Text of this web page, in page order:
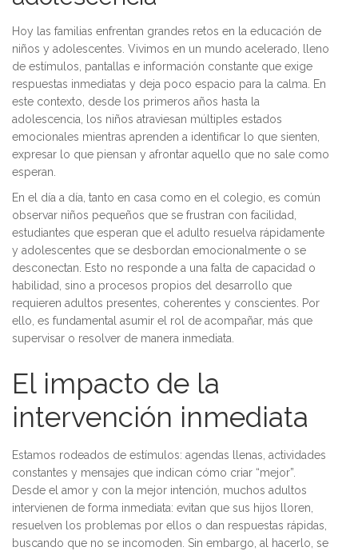
Hoy las familias enfrentan grandes retos en la educación de
niños y adolescentes. Vivimos en un mundo acelerado, lleno
de estímulos, pantallas e información constante que exige
respuestas inmediatas y deja poco espacio para la calma. En
este contexto, desde los primeros años hasta la
adolescencia, los niños atraviesan múltiples estados
emocionales mientras aprenden a identificar lo que sienten,
expresar lo que piensan y afrontar aquello que no sale como
esperan.
En el día a día, tanto en casa como en el colegio, es común
observar niños pequeños que se frustran con facilidad,
estudiantes que esperan que el adulto resuelva rápidamente
y adolescentes que se desbordan emocionalmente o se
desconectan. Esto no responde a una falta de capacidad o
habilidad, sino a procesos propios del desarrollo que
requieren adultos presentes, coherentes y conscientes. Por
ello, es fundamental asumir el rol de acompañar, más que
supervisar o resolver de manera inmediata.
El impacto de la
intervención inmediata
Estamos rodeados de estímulos: agendas llenas, actividades
constantes y mensajes que indican cómo criar “mejor”.
Desde el amor y con la mejor intención, muchos adultos
intervienen de forma inmediata: evitan que sus hijos lloren,
resuelven los problemas por ellos o dan respuestas rápidas,
buscando que no se incomoden. Sin embargo, al hacerlo, se